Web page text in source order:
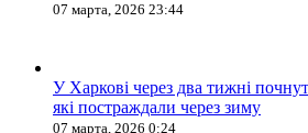
07 марта, 2026 23:44
У Харкові через два тижні
які постраждали через зиму
07 марта, 2026 0:24